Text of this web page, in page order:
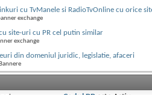
cu TvManele si RadioTvOnline cu orice
exchange
site-uri cu PR cel putin similar
exchange
din domeniul juridic, legislatie, afaceri